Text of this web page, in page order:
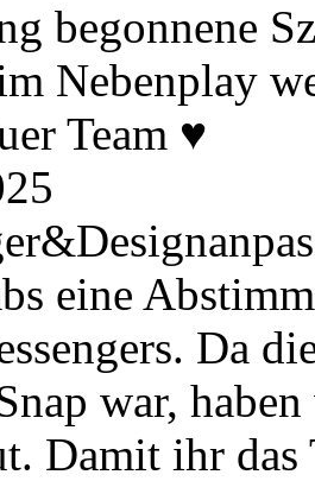
begonnene
Nebenplay
Team ♥
eine
Da
war,
Damit ihr